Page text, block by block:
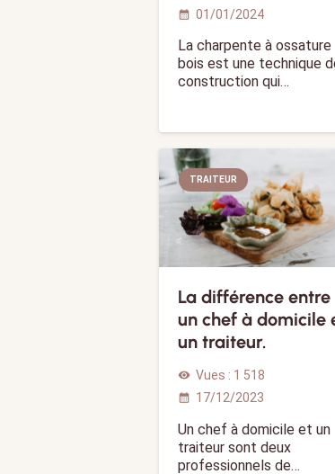
calendar_month 01/01/2024
La charpente à ossature
bois est une technique
construction qui…
TRAITEUR
La différence entre
un chef à domicile
un traiteur.
visibility Vues : 1 518
calendar_month 17/12/2023
Un chef à domicile et un
traiteur sont deux
professionnels de…